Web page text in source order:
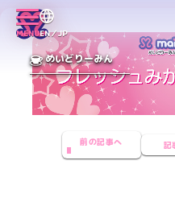
MENUEN／JP
めいどりーみん
前の記事へ 記